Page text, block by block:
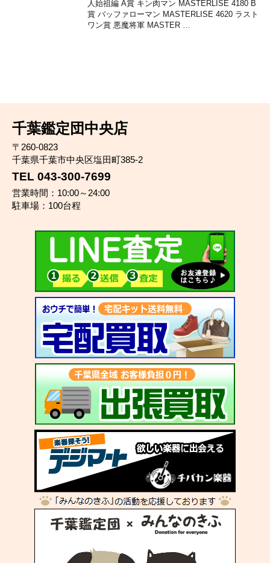
人始祖編 A賞 キン肉マン MASTERLISE 4180 B
賞 バッファローマン MASTERLISE 4620 ラスト
ワン賞 悪魔将軍 MASTER …
千葉鑑定団中央店
〒260-0823
千葉県千葉市中央区塩田町385-2
TEL 043-300-7699
営業時間：10:00～24:00
駐車場：100台程